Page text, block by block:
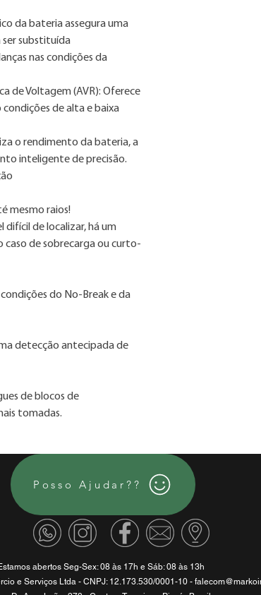
da bateria assegura uma
substituída
nas condições da
de Voltagem (AVR): Oferece
de alta e baixa
o rendimento da bateria, a
inteligente de precisão.
mesmo raios!
difícil de localizar, há um
de sobrecarga ou curto-
do No-Break e da
detecção antecipada de
de blocos de
tomadas.
Posso Ajudar??
abertos Seg-Sex: 08 às 17h e Sáb: 08 às 13h
e Serviços Ltda - CNPJ: 12.173.530/0001-10 -